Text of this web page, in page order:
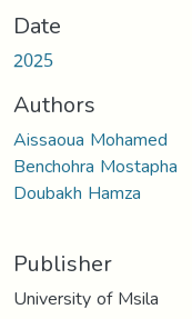
Date
2025
Authors
Aissaoua Mohamed
Benchohra Mostapha
Doubakh Hamza
Publisher
University of Msila